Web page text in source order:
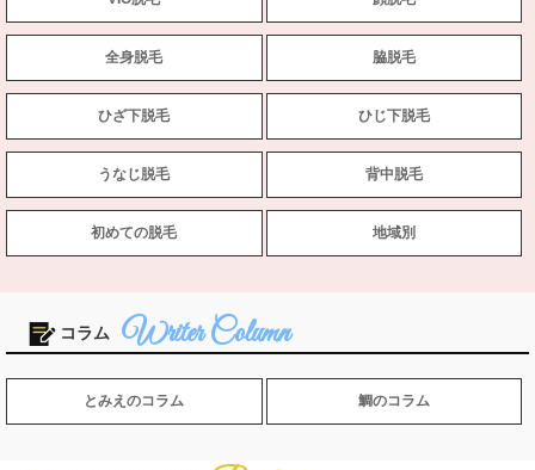
全身脱毛 脇脱毛
ひざ下脱毛 ひじ下脱毛
うなじ脱毛 背中脱毛
初めての脱毛 地域別
コラム
とみえのコラム 鯛のコラム